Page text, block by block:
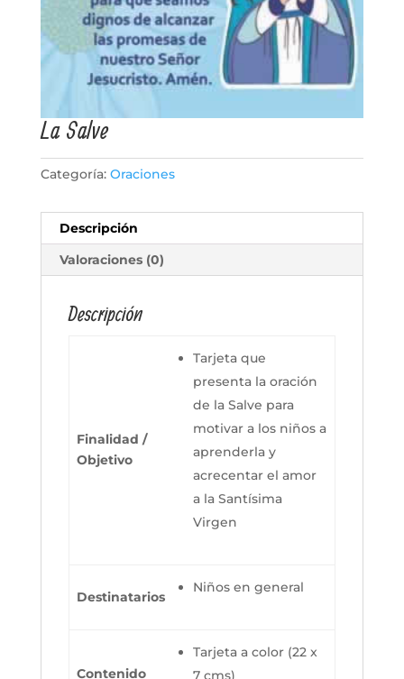
La Salve
Categoría: Oraciones
Descripción
Valoraciones (0)
Descripción
Finalidad /
Objetivo
Tarjeta que
presenta la oración
de la Salve para
motivar a los niños a
aprenderla y
acrecentar el amor
a la Santísima
Virgen
Destinatarios
Niños en general
Contenido
Tarjeta a color (22 x
7 cms)